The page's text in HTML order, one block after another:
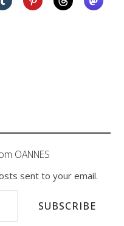
OANNES
sent to your email.
SUBSCRIBE